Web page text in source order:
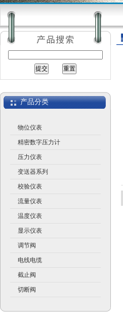
产品分类
物位仪表
精密数字压力计
压力仪表
变送器系列
校验仪表
流量仪表
温度仪表
显示仪表
调节阀
电线电缆
截止阀
切断阀